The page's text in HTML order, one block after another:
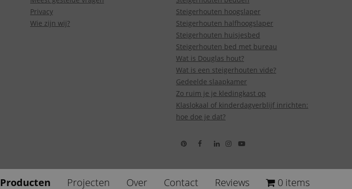
Privacy
Wie zijn wij?
Steigerhouten hoogslaper
Steigerhouten halfhoogslaper
Steigerhouten huisjesbed
Steigerhouten bed met bureau
Wat is Douglas hout?
Wat is een steigerhouten vide?
Gedeelde slaapkamer
Zo ruim je je kledingkast op
Klaslokaal of kinderdagverblijf inrichten:
hoe doe je dat?
Producten Projecten Over Contact Reviews 0 items